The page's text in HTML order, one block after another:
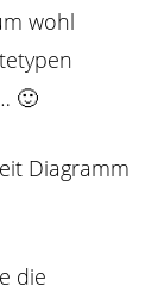
wohl
🙂
die